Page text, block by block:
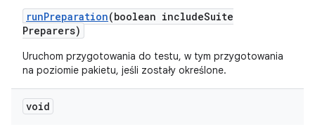
runPreparation(boolean includeSuite
Preparers)
Uruchom przygotowania do testu, w tym przygotowania
na poziomie pakietu, jeśli zostały określone.
void